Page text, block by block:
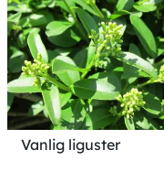
Vanlig liguster